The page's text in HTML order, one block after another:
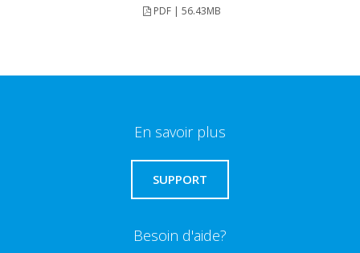
PDF | 56.43MB
En savoir plus
SUPPORT
Besoin d'aide?